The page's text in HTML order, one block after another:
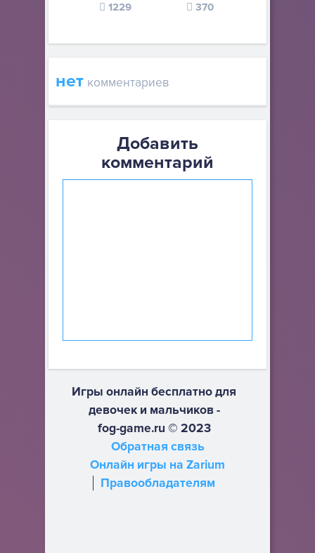
1229 370
нет комментариев
Добавить
комментарий
Игры онлайн бесплатно для
девочек и мальчиков -
fog-game.ru © 2023
Обратная связь
Онлайн игры на Zarium
Правообладателям